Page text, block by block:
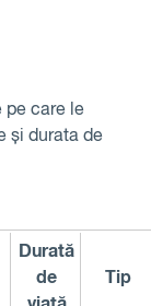
pe care le
și durata de
Durată
de
Tip